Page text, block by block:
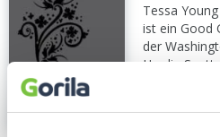
Tessa
ist ein Good
der
Hardin